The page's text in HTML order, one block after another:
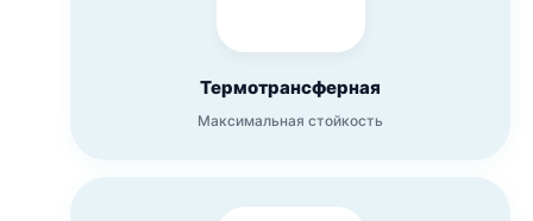
Термотрансферная
Максимальная стойкость